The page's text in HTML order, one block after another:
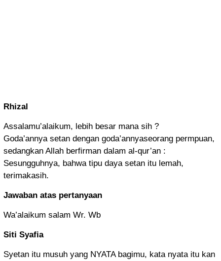
Rhizal
Assalamu’alaikum, lebih besar mana sih ?
Goda’annya setan dengan goda’annyaseorang permpuan,
sedangkan Allah berfirman dalam al-qur’an :
Sesungguhnya, bahwa tipu daya setan itu lemah,
terimakasih.
Jawaban atas pertanyaan
Wa’alaikum salam Wr. Wb
Siti Syafia
Syetan itu musuh yang NYATA bagimu, kata nyata itu kan